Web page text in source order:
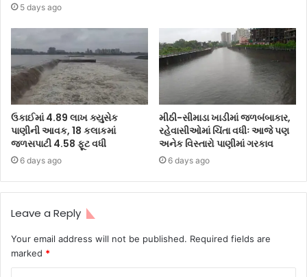
5 days ago
ઉકાઈમાં 4.89 લાખ ક્યુસેક
પાણીની આવક, 18 કલાકમાં
જળસપાટી 4.58 ફૂટ વધી
6 days ago
મીઠી-સીમાડા ખાડીમાં જળબંબાકાર,
રહેવાસીઓમાં ચિંતા વધીઃ આજે પણ
અનેક વિસ્તારો પાણીમાં ગરકાવ
6 days ago
Leave a Reply
Your email address will not be published. Required fields are
marked *